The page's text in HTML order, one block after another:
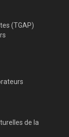
(TGAP)
de la